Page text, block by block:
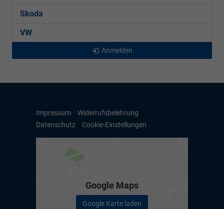
Skoda
VW
Anmelden
Impressum
Widerrufsbelehrung
Datenschutz
Cookie-Einstellungen
Google Maps
Google Karte laden